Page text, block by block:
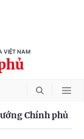
VIỆT NAM
Chính phủ